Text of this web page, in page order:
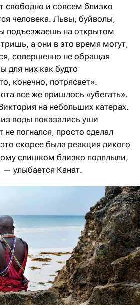
свободно и совсем близко
человека. Львы, буйволы,
подъезжаешь на открытом
а они в это время могут,
совершенно не обращая
для них как будто
конечно, потрясает».
все же пришлось «убегать».
на небольших катерах.
воды показались уши
погнался, просто сделал
скорее была реакция дикого
слишком близко подплыли,
— улыбается Канат.